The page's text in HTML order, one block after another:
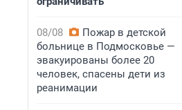
08/08
Пожар в детской
больнице в Подмосковье —
эвакуированы более 20
человек, спасены дети из
реанимации